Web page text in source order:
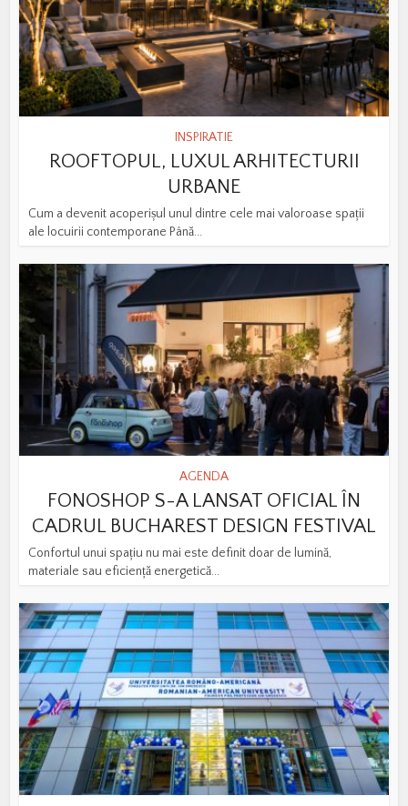
INSPIRATIE
ROOFTOPUL, LUXUL ARHITECTURII
URBANE
Cum a devenit acoperișul unul dintre cele mai valoroase spații
ale locuirii contemporane Până...
AGENDA
FONOSHOP S-A LANSAT OFICIAL ÎN
CADRUL BUCHAREST DESIGN FESTIVAL
Confortul unui spațiu nu mai este definit doar de lumină,
materiale sau eficiență energetică...